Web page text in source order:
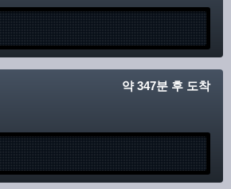
약 347분 후 도착